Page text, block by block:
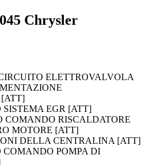
Chrysler
ELETTROVALVOLA
[ATT]
SISTEMA EGR [ATT]
COMANDO RISCALDATORE
MOTORE [ATT]
DELLA CENTRALINA [ATT]
COMANDO POMPA DI